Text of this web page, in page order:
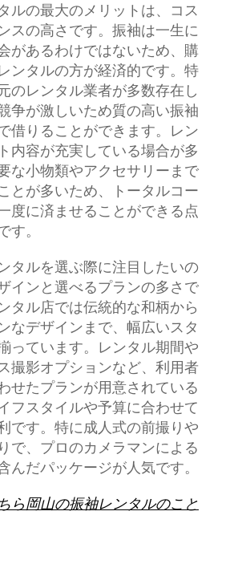
ルの最大のメリットは、コス
スの高さです。振袖は一生に
があるわけではないため、購
ンタルの方が経済的です。特
のレンタル業者が多数存在し
争が激しいため質の高い振袖
借りることができます。レン
内容が充実している場合が多
な小物類やアクセサリーまで
とが多いため、トータルコー
度に済ませることができる点
す。
タルを選ぶ際に注目したいの
インと選べるプランの多さで
タル店では伝統的な和柄から
なデザインまで、幅広いスタ
っています。レンタル期間や
撮影オプションなど、利用者
せたプランが用意されている
フスタイルや予算に合わせて
です。特に成人式の前撮りや
で、プロのカメラマンによる
んだパッケージが人気です。
ら岡山の振袖レンタルのこと